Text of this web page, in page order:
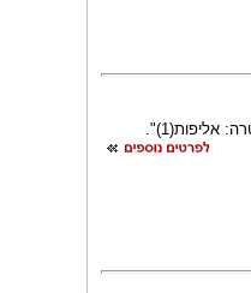
אליפות(1)".